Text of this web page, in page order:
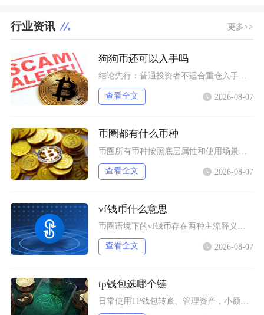
行业资讯 更多>>
狗狗币还可以入手吗
结论先行：普通投资者不适合重仓入手狗狗币，仅能拿出总资产极小比例做短期情绪博弈，长线持仓性
查看全文 2026-08-07
币圈都有什么币种
查看全文 2026-08-07
vf钱币什么意思
查看全文 2026-08-07
tp钱包选哪个链
日常使用TP钱包转账、管理资产，小额稳定币互转优先选择波场TRC20；币安生态内交互、参与